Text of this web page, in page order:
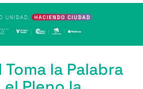
la Palabra